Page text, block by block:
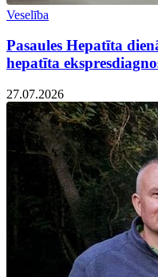
Veselība
Pasaules Hepatīta
hepatīta
27.07.2026